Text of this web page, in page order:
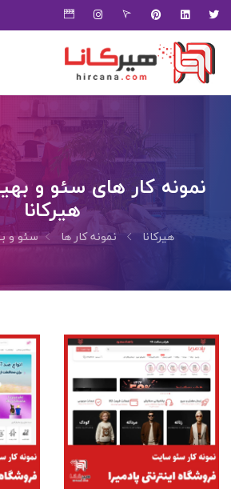
نمونه کار های سئو و
هیرکانا
هیرکانا نمونه کار ها سئو و